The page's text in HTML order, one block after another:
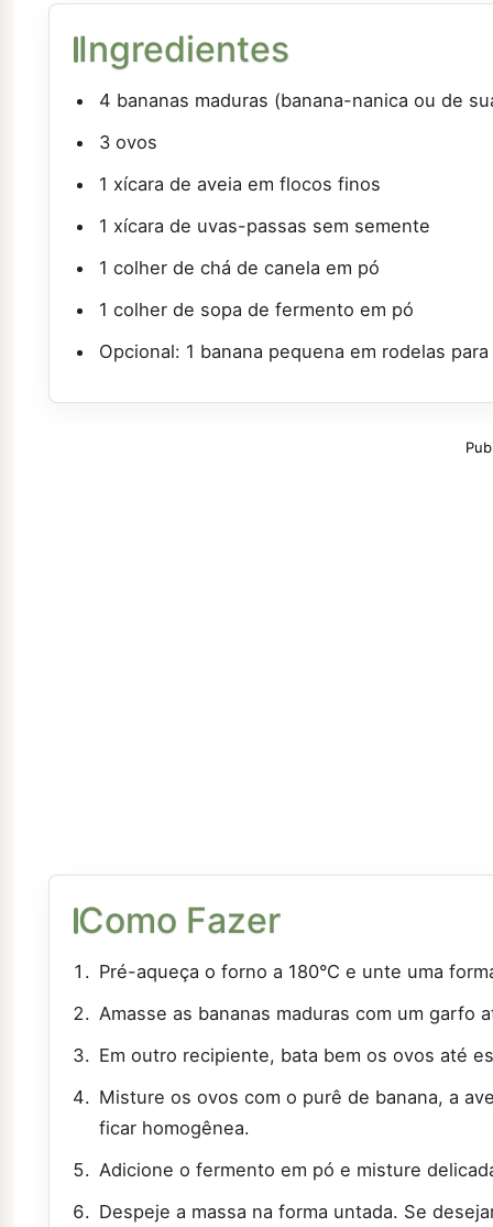
Ingredientes
4 bananas maduras (banana-nanica ou de
3 ovos
1 xícara de aveia em flocos finos
1 xícara de uvas-passas sem semente
1 colher de chá de canela em pó
1 colher de sopa de fermento em pó
Opcional: 1 banana pequena em rodelas
Como Fazer
Pré-aqueça o forno a 180°C e unte uma
Amasse as bananas maduras com um garfo
Em outro recipiente, bata bem os ovos até
Misture os ovos com o purê de banana, a
ficar homogênea.
Adicione o fermento em pó e misture
Despeje a massa na forma untada. Se